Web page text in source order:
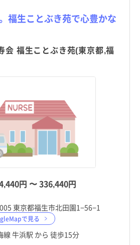
福生ことぶき苑で心豊かな
会 福生ことぶき苑(東京都,福
円 〜336,440円
東京都福生市北田園1−56−1
で見る
線 牛浜駅 から 徒歩15分